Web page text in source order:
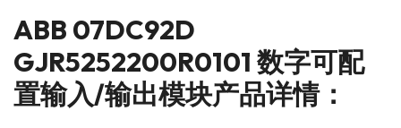
ABB 07DC92D
GJR5252200R0101 数字可配
置输入/输出模块产品详情：